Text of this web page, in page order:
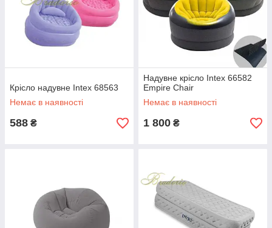
Крісло надувне Intex 68563
Немає в наявності
588 ₴
Надувне крісло Intex 66582
Empire Chair
Немає в наявності
1 800 ₴